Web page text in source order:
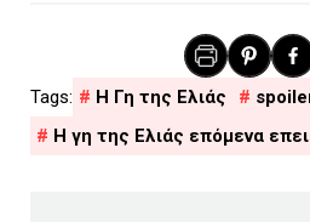
H Γη της Ελιάς
Η γη της Ελιάς επόμενα